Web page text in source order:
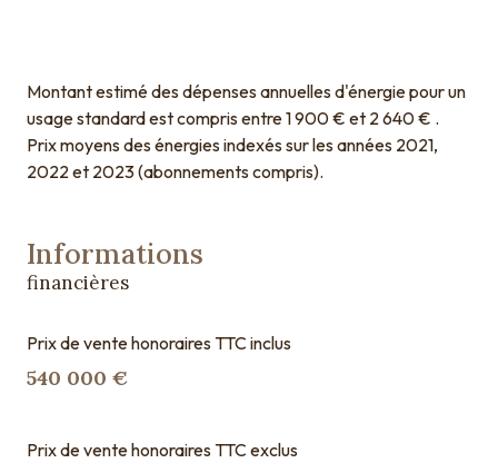
Montant estimé des dépenses annuelles d'énergie pour un
usage standard est compris entre 1 900 € et 2 640 € .
Prix moyens des énergies indexés sur les années 2021,
2022 et 2023 (abonnements compris).
Informations
financières
Prix de vente honoraires TTC inclus
540 000 €
Prix de vente honoraires TTC exclus